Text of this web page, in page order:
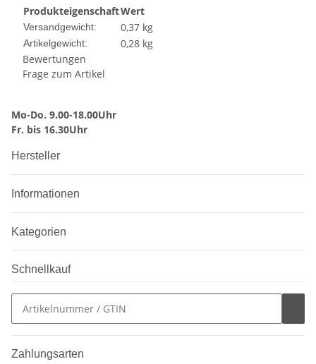
ProdukteigenschaftWert
Versandgewicht: 0,37 kg
Artikelgewicht: 0,28 kg
Bewertungen
Frage zum Artikel
Mo-Do. 9.00-18.00Uhr
Fr. bis 16.30Uhr
Hersteller
Informationen
Kategorien
Schnellkauf
Zahlungsarten